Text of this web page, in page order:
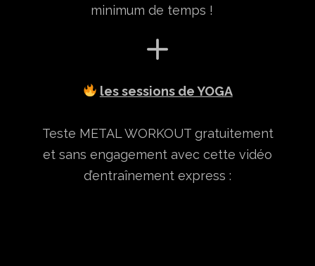
minimum de temps !
les sessions de YOGA
Teste METAL WORKOUT gratuitement
et sans engagement avec cette vidéo
d’entraînement express :